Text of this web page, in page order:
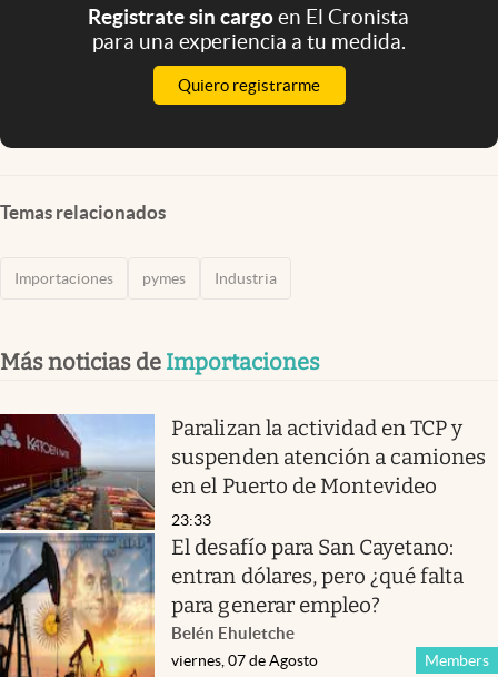
Registrate sin cargoen El Cronista
para una experiencia a tu medida.
Quiero registrarme
Temas relacionados
Importaciones pymes Industria
Más noticias de Importaciones
Paralizan la actividad en TCP y
suspenden atención a camiones
en el Puerto de Montevideo
23:33
El desafío para San Cayetano:
entran dólares, pero ¿qué falta
para generar empleo?
Belén Ehuletche
Members
viernes, 07 de Agosto